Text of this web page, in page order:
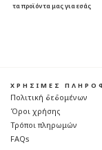
τα προϊόντα μας για εσάς
ΧΡΗΣΙΜΕΣ
Πολιτική δεδομένων
Όροι χρήσης
Τρόποι πληρωμών
FAQs